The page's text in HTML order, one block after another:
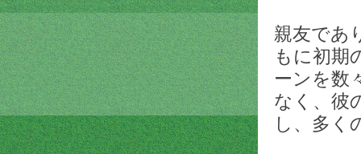
親友であ
もに初期
ーンを数
なく、彼
し、多く